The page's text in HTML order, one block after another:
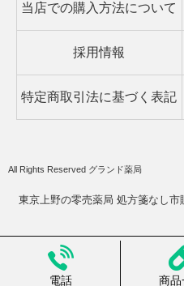
当店での購入方法について
採用情報
特定商取引法に基づく表記
All Rights Reserved グランド薬局
東京上野の零売薬局 処方箋なし
電話 商品